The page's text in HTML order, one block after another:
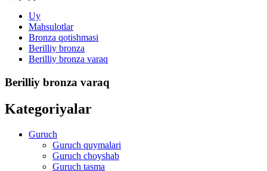
Uy
Mahsulotlar
Bronza qotishmasi
Berilliy bronza
Berilliy bronza varaq
Berilliy bronza varaq
Kategoriyalar
Guruch
Guruch quymalari
Guruch choyshab
Guruch tasma